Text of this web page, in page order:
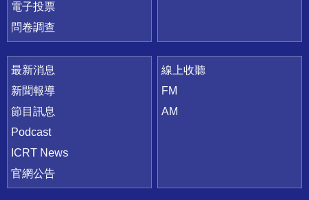
電子投票
問卷調查
最新消息
新聞報導
節目訊息
Podcast
ICRT News
官網公告
線上收聽
FM
AM